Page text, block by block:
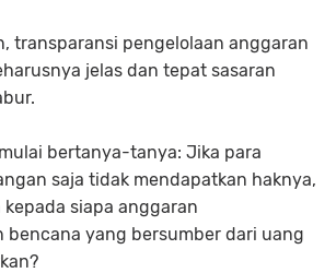
transparansi pengelolaan anggaran
jelas dan tepat sasaran
bertanya-tanya: Jika para
saja tidak mendapatkan haknya,
kepada siapa anggaran
bencana yang bersumber dari uang